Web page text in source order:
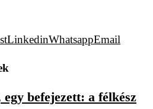
LinkedinWhatsappEmail
befejezett: a félkész